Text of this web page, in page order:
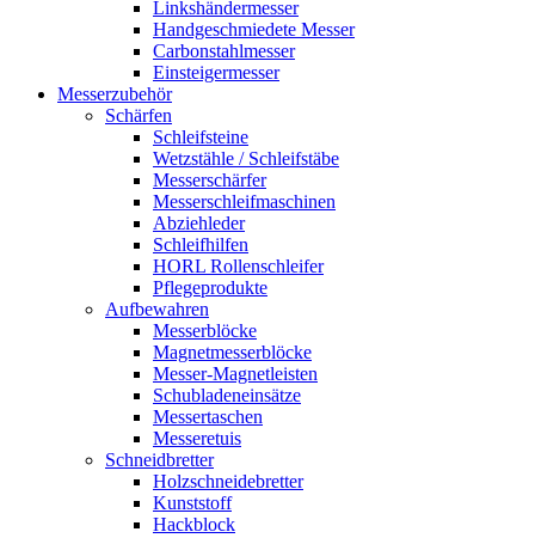
Linkshändermesser
Handgeschmiedete Messer
Carbonstahlmesser
Einsteigermesser
Messerzubehör
Schärfen
Schleifsteine
Wetzstähle / Schleifstäbe
Messerschärfer
Messerschleifmaschinen
Abziehleder
Schleifhilfen
HORL Rollenschleifer
Pflegeprodukte
Aufbewahren
Messerblöcke
Magnetmesserblöcke
Messer-Magnetleisten
Schubladeneinsätze
Messertaschen
Messeretuis
Schneidbretter
Holzschneidebretter
Kunststoff
Hackblock